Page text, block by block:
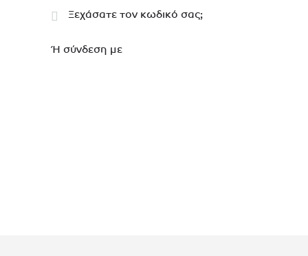
Ξεχάσατε τον κωδικό σας;
Ή σύνδεση με